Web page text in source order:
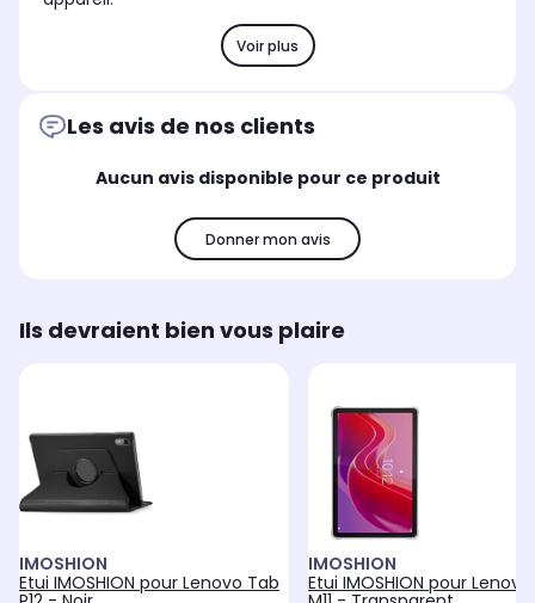
Voir plus
Les avis de nos clients
Aucun avis disponible pour ce produit
Donner mon avis
Ils devraient bien vous plaire
IMOSHION
Etui IMOSHION pour Lenovo Tab
IMOSHION
Etui IMOSHION pour